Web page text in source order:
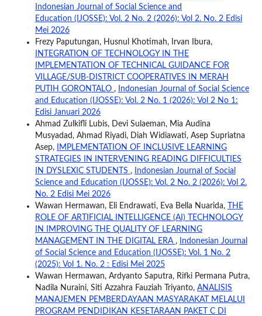
Indonesian Journal of Social Science and
Education (IJOSSE): Vol. 2 No. 2 (2026): Vol 2. No. 2 Edisi
Mei 2026
Frezy Paputungan, Husnul Khotimah, Irvan Ibura,
INTEGRATION OF TECHNOLOGY IN THE
IMPLEMENTATION OF TECHNICAL GUIDANCE FOR
VILLAGE/SUB-DISTRICT COOPERATIVES IN MERAH
PUTIH GORONTALO ,
Indonesian Journal of Social Science
and Education (IJOSSE): Vol. 2 No. 1 (2026): Vol 2 No 1:
Edisi Januari 2026
Ahmad Zulkifli Lubis, Devi Sulaeman, Mia Audina
Musyadad, Ahmad Riyadi, Diah Widiawati, Asep Supriatna
Asep,
IMPLEMENTATION OF INCLUSIVE LEARNING
STRATEGIES IN INTERVENING READING DIFFICULTIES
IN DYSLEXIC STUDENTS ,
Indonesian Journal of Social
Science and Education (IJOSSE): Vol. 2 No. 2 (2026): Vol 2.
No. 2 Edisi Mei 2026
Wawan Hermawan, Eli Endrawati, Eva Bella Nuarida,
THE
ROLE OF ARTIFICIAL INTELLIGENCE (AI) TECHNOLOGY
IN IMPROVING THE QUALITY OF LEARNING
MANAGEMENT IN THE DIGITAL ERA ,
Indonesian Journal
of Social Science and Education (IJOSSE): Vol. 1 No. 2
(2025): Vol 1. No. 2 : Edisi Mei 2025
Wawan Hermawan, Ardyanto Saputra, Rifki Permana Putra,
Nadila Nuraini, Siti Azzahra Fauziah Triyanto, ANALISIS
MANAJEMEN PEMBERDAYAAN MASYARAKAT MELALUI
PROGRAM PENDIDIKAN KESETARAAN PAKET C DI